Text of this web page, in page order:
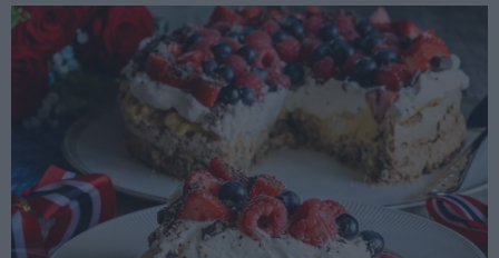
Hopp
hovedinnhold